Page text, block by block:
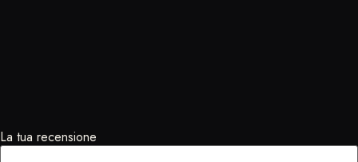
La tua recensione